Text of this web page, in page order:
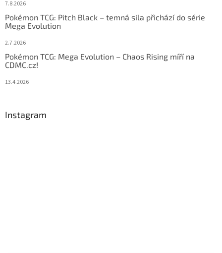
7.8.2026
Pokémon TCG: Pitch Black – temná síla přichází do série
Mega Evolution
2.7.2026
Pokémon TCG: Mega Evolution – Chaos Rising míří na
CDMC.cz!
13.4.2026
Instagram